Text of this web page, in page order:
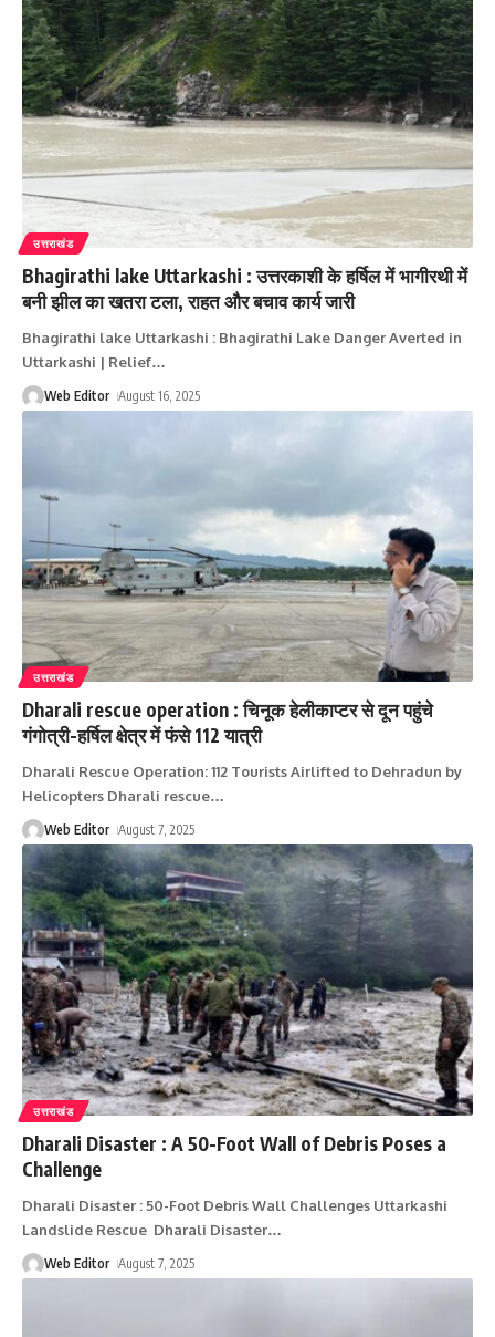
उत्तराखंड
Bhagirathi lake Uttarkashi : उत्तरकाशी के हर्षिल में भागीरथी में
बनी झील का खतरा टला, राहत और बचाव कार्य जारी
Bhagirathi lake Uttarkashi : Bhagirathi Lake Danger Averted in
Uttarkashi | Relief…
Web Editor August 16, 2025
उत्तराखंड
Dharali rescue operation : चिनूक हेलीकाप्‍टर से दून पहुंचे
गंगोत्री-हर्षिल क्षेत्र में फंसे 112 यात्री
Dharali Rescue Operation: 112 Tourists Airlifted to Dehradun by
Helicopters Dharali rescue…
Web Editor August 7, 2025
उत्तराखंड
Dharali Disaster : A 50-Foot Wall of Debris Poses a
Challenge
Dharali Disaster : 50-Foot Debris Wall Challenges Uttarkashi
Landslide Rescue Dharali Disaster…
Web Editor August 7, 2025